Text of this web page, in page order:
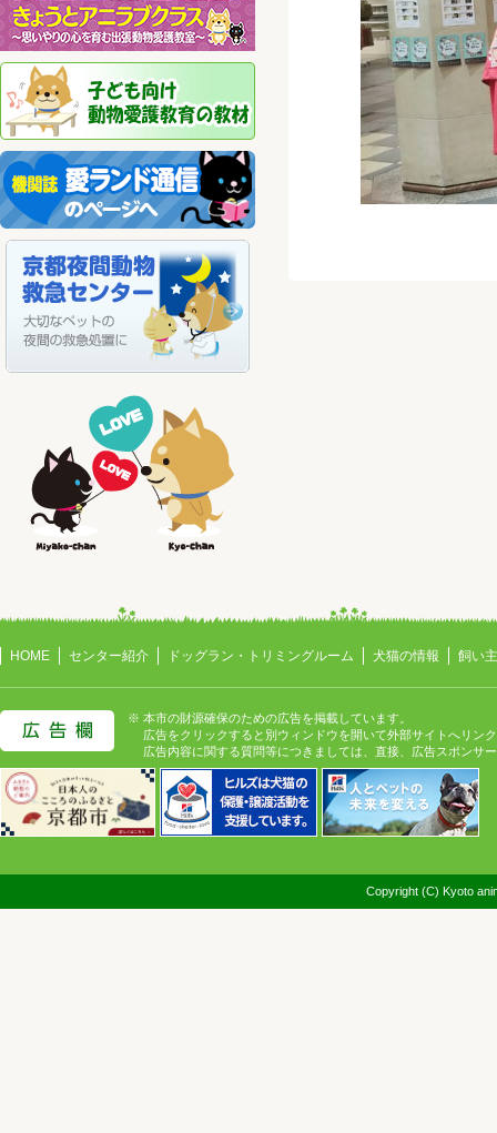
HOME センター紹介 ドッグラン・トリミングルーム 犬猫の情報 飼い
※ 本市の財源確保のための広告を掲載しています。
広告をクリックすると別ウィンドウを開いて外部サイトへリン
広告内容に関する質問等につきましては、直接、広告スポンサ
Copyright (C) Kyoto